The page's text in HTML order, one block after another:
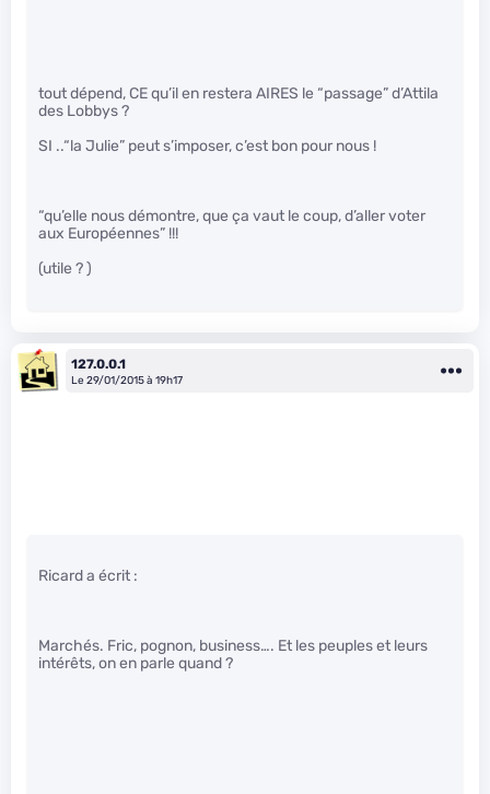
tout dépend, CE qu’il en restera AIRES le “passage” d’Attila
des Lobbys ?
SI ..“la Julie” peut s’imposer, c’est bon pour nous !
“qu’elle nous démontre, que ça vaut le coup, d’aller voter
aux Européennes” !!!
(utile ? )
127.0.0.1
Le 29/01/2015 à 19h17
Ricard a écrit :
Marchés. Fric, pognon, business…. Et les peuples et leurs
intérêts, on en parle quand ?